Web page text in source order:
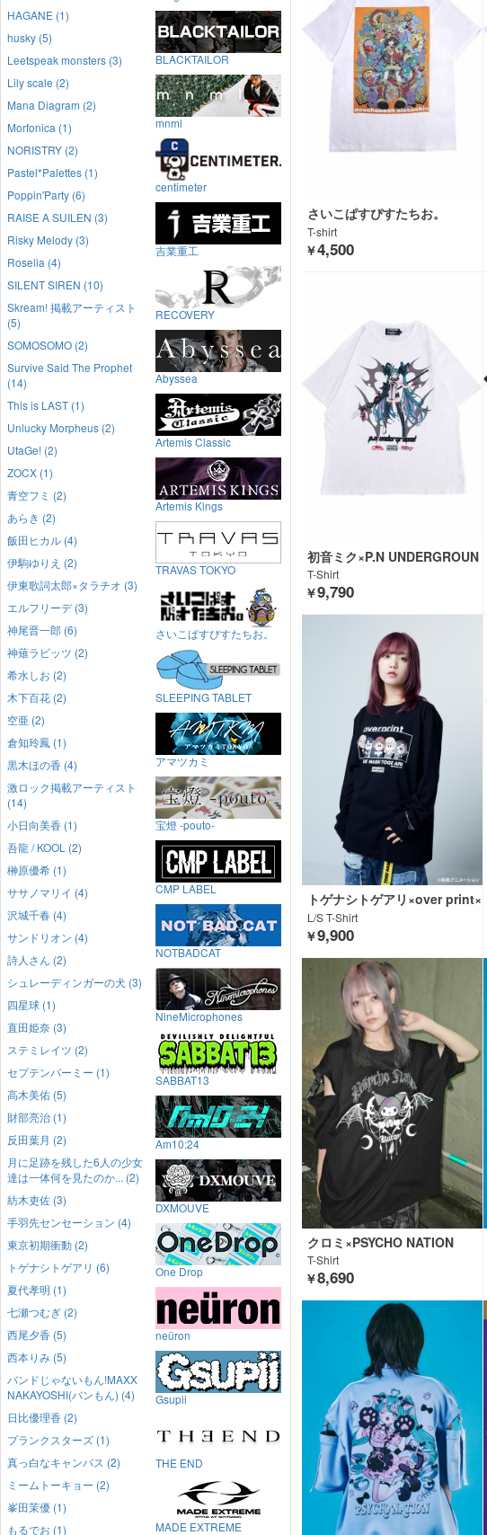
さいこぱすぴすたちお。
T-shirt
￥4,500
初音ミク×P.N UNDERGROUN
D
T-Shirt
￥9,790
トゲナシトゲアリ×over print×
GEKIROCK CLOTHING
L/S T-Shirt
￥9,900
クロミ×PSYCHO NATION
T-Shirt
￥8,690
HAGANE (1)
husky (5)
Leetspeak monsters (3)
Lily scale (2)
Mana Diagram (2)
Morfonica (1)
NORISTRY (2)
Pastel*Palettes (1)
Poppin'Party (6)
RAISE A SUILEN (3)
Risky Melody (3)
Roselia (4)
SILENT SIREN (10)
Skream! 掲載アーティスト
(5)
SOMOSOMO (2)
Survive Said The Prophet
(14)
This is LAST (1)
Unlucky Morpheus (2)
UtaGe! (2)
ZOCX (1)
青空フミ (2)
あらき (2)
飯田ヒカル (4)
伊駒ゆりえ (2)
伊東歌詞太郎×タラチオ (3)
エルフリーデ (3)
神尾晋一郎 (6)
神薙ラビッツ (2)
希水しお (2)
木下百花 (2)
空亜 (2)
倉知玲鳳 (1)
黒木ほの香 (4)
激ロック掲載アーティスト
(14)
小日向美香 (1)
吾龍 / KOOL (2)
榊原優希 (1)
ササノマリイ (4)
沢城千春 (4)
サンドリオン (4)
詩人さん (2)
シュレーディンガーの犬 (3)
四星球 (1)
直田姫奈 (3)
ステミレイツ (2)
セプテンバーミー (1)
高木美佑 (5)
財部亮治 (1)
反田葉月 (2)
月に足跡を残した6人の少女
達は一体何を見たのか... (2)
紡木吏佐 (3)
手羽先センセーション (4)
東京初期衝動 (2)
トゲナシトゲアリ (6)
夏代孝明 (1)
七瀬つむぎ (2)
西尾夕香 (5)
西本りみ (5)
バンドじゃないもん!MAXX
NAKAYOSHI(バンもん) (4)
日比優理香 (2)
プランクスターズ (1)
真っ白なキャンバス (2)
ミームトーキョー (2)
峯田茉優 (1)
もるでお (1)
BLACKTAILOR
mnml
centimeter
吉業重工
RECOVERY
Abyssea
Artemis Classic
Artemis Kings
TRAVAS TOKYO
さいこぱすぴすたちお。
SLEEPING TABLET
アマツカミ
宝燈 -pouto-
CMP LABEL
NOTBADCAT
NineMicrophones
SABBAT13
Am10:24
DXMOUVE
One Drop
neüron
Gsupii
THE END
MADE EXTREME